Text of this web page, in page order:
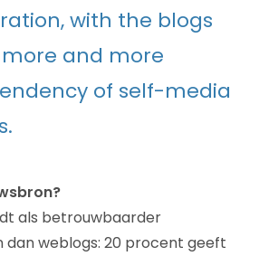
with the blogs
and more
of self-media
als betrouwbaarder
dan weblogs: 20 procent geeft